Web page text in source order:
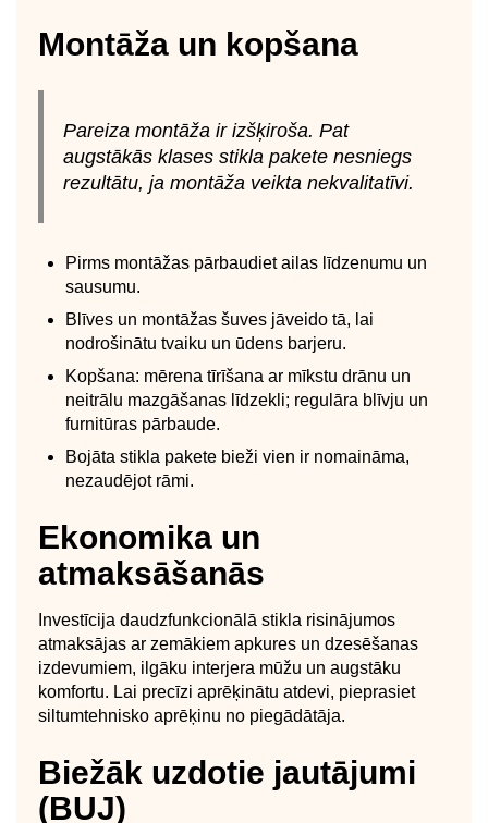
Montāža un kopšana
Pareiza montāža ir izšķiroša. Pat
augstākās klases stikla pakete nesniegs
rezultātu, ja montāža veikta nekvalitatīvi.
Pirms montāžas pārbaudiet ailas līdzenumu un
sausumu.
Blīves un montāžas šuves jāveido tā, lai
nodrošinātu tvaiku un ūdens barjeru.
Kopšana: mērena tīrīšana ar mīkstu drānu un
neitrālu mazgāšanas līdzekli; regulāra blīvju un
furnitūras pārbaude.
Bojāta stikla pakete bieži vien ir nomaināma,
nezaudējot rāmi.
Ekonomika un
atmaksāšanās
Investīcija daudzfunkcionālā stikla risinājumos
atmaksājas ar zemākiem apkures un dzesēšanas
izdevumiem, ilgāku interjera mūžu un augstāku
komfortu. Lai precīzi aprēķinātu atdevi, pieprasiet
siltumtehnisko aprēķinu no piegādātāja.
Biežāk uzdotie jautājumi
(BUJ)